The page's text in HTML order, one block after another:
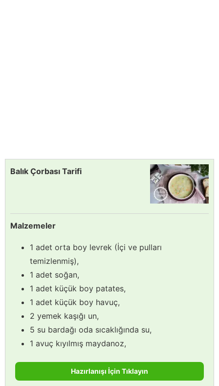
Balık Çorbası Tarifi
Malzemeler
1 adet orta boy levrek (İçi ve pulları
temizlenmiş),
1 adet soğan,
1 adet küçük boy patates,
1 adet küçük boy havuç,
2 yemek kaşığı un,
5 su bardağı oda sıcaklığında su,
1 avuç kıyılmış maydanoz,
Hazırlanışı İçin Tıklayın